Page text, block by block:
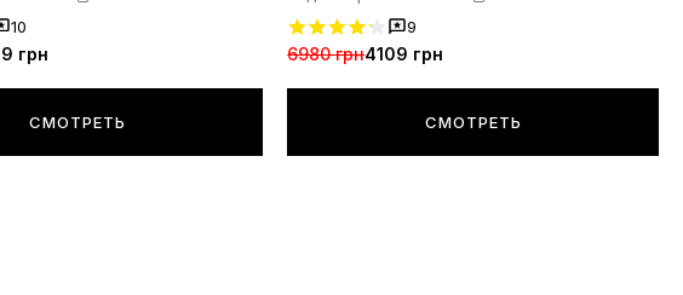
10
грн
СМОТРЕТЬ
9
6980 грн4109 грн
СМОТРЕТЬ